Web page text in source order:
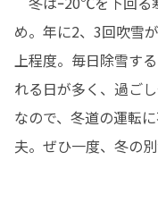
め。年に2、3回吹雪
上程度。毎日除雪す
れる日が多く、過ご
なので、冬道の運転
夫。ぜひ一度、冬の